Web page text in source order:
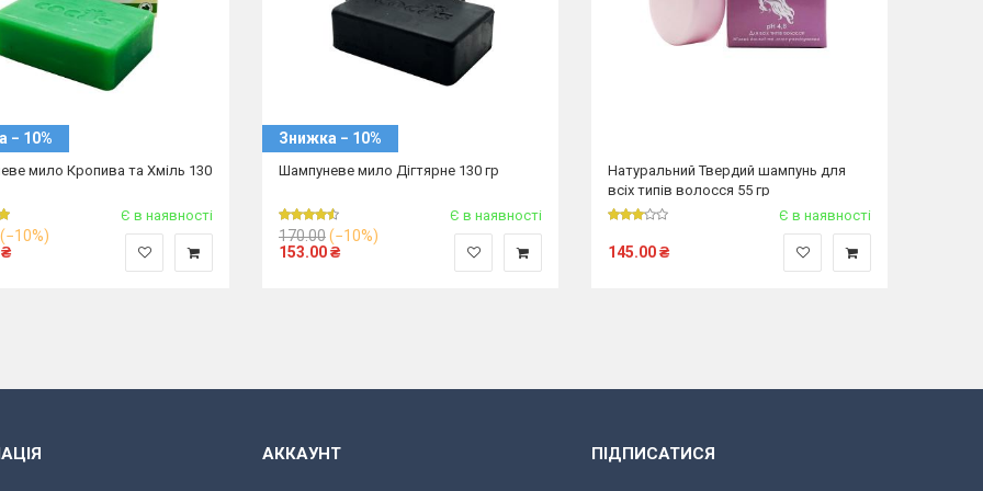
− 10%
мило Кропива та Хміль 130
Є в наявності
(−10%)
₴
Знижка − 10%
Шампуневе мило Дігтярне 130 гр
Є в наявності
170.00(−10%)
153.00₴
Натуральний Твердий шампунь для
всіх типів волосся 55 гр
Є в наявності
145.00₴
АККАУНТ ПІДПИСАТИСЯ